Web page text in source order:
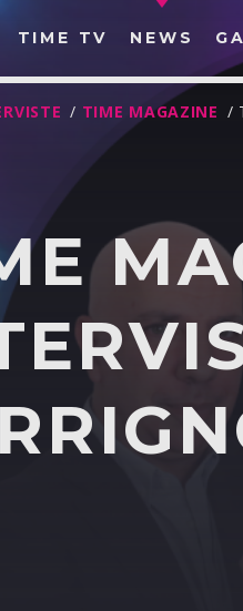
TIME TV NEWS
/ TIME MAGAZINE /
La Cavera